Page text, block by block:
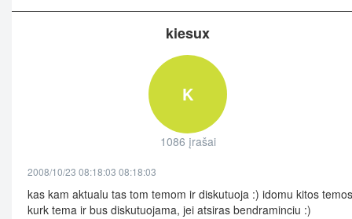
kiesux
K
1086 įrašai
2008/10/23 08:18:03 08:18:03
kas kam aktualu tas tom temom ir diskutuoja :) idomu kitos
kurk tema ir bus diskutuojama, jei atsiras bendraminciu :)